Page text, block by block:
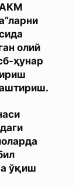
АКМ
олий
ҳунар
ўқиш